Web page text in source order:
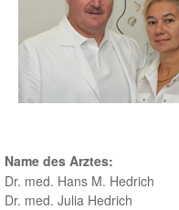
Name des Arztes:
Dr. med. Hans M. Hedrich
Dr. med. Julia Hedrich